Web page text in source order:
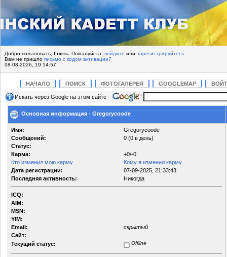
Добро пожаловать, Гость . Пожалуйста, войдите или зарегистрируйтесь
Вам не пришло письмо с кодом активации?
08-08-2026, 19:14:57
НАЧАЛО ПОИСК ФОТОГАЛЕРЕЯ GOOGLEMAP
Искать через Google на этом сайте
Основная информация - Gregorycoode
Имя:
Gregorycoode
Сообщений:
0 (0 в день)
Статус:
Карма:
+0/-0
Кто изменил мою карму
Кому я изменил карму
Дата регистрации:
07-09-2025, 21:33:43
Последняя активность:
Никогда
ICQ:
AIM:
MSN:
YIM:
Email:
скрытый
Сайт:
Текущий статус:
Offline